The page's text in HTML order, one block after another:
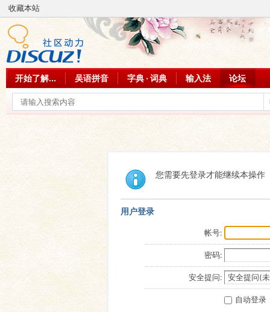
收藏本站
开始了解... 吴语拼音 字典 · 词典 输入法 论坛
您需要先登录才能继续本操作
用户登录
帐号:
密码:
安全提问:
自动登录